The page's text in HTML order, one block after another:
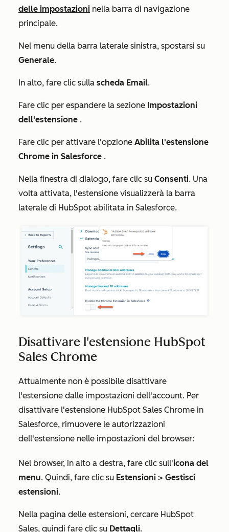
delle impostazioni nella barra di navigazione
principale.
Nel menu della barra laterale sinistra, spostarsi su
Generale.
In alto, fare clic sulla scheda Email.
Fare clic per espandere la sezione Impostazioni
dell'estensione .
Fare clic per attivare l'opzione Abilita l'estensione
Chrome in Salesforce .
Nella finestra di dialogo, fare clic su Consenti. Una
volta attivata, l'estensione visualizzerà la barra
laterale di HubSpot abilitata in Salesforce.
Disattivare l'estensione HubSpot
Sales Chrome
Attualmente non è possibile disattivare
l'estensione dalle impostazioni dell'account. Per
disattivare l'estensione HubSpot Sales Chrome in
Salesforce, rimuovere le autorizzazioni
dell'estensione nelle impostazioni del browser:
Nel browser, in alto a destra, fare clic sull'icona del
menu. Quindi, fare clic su Estensioni > Gestisci
estensioni.
Nella pagina delle estensioni, cercare HubSpot
Sales, quindi fare clic su Dettagli.